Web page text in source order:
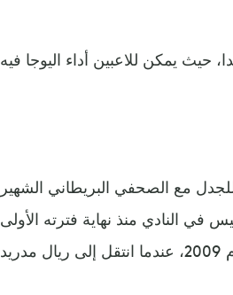
مع الصحفي البريطاني الشهير
في النادي منذ نهاية فترته الأولى